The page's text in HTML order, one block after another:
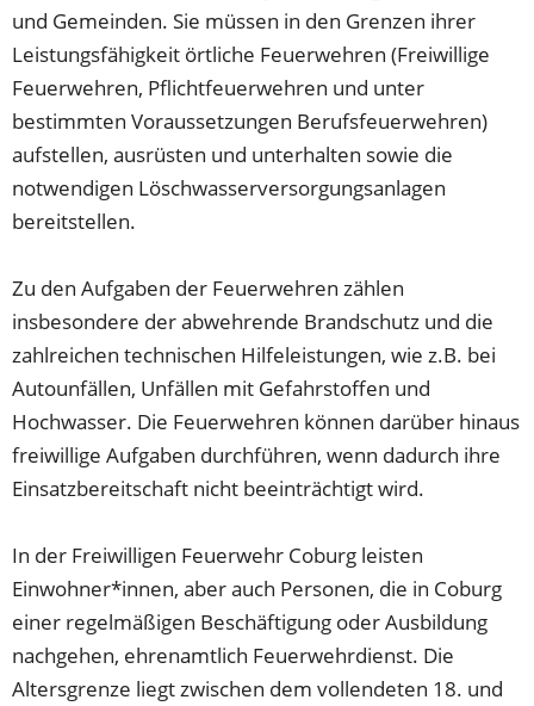
und Gemeinden. Sie müssen in den Grenzen ihrer
Leistungsfähigkeit örtliche Feuerwehren (Freiwillige
Feuerwehren, Pflichtfeuerwehren und unter
bestimmten Voraussetzungen Berufsfeuerwehren)
aufstellen, ausrüsten und unterhalten sowie die
notwendigen Löschwasserversorgungsanlagen
bereitstellen.
Zu den Aufgaben der Feuerwehren zählen
insbesondere der abwehrende Brandschutz und die
zahlreichen technischen Hilfeleistungen, wie z.B. bei
Autounfällen, Unfällen mit Gefahrstoffen und
Hochwasser. Die Feuerwehren können darüber hinaus
freiwillige Aufgaben durchführen, wenn dadurch ihre
Einsatzbereitschaft nicht beeinträchtigt wird.
In der Freiwilligen Feuerwehr Coburg leisten
Einwohner*innen, aber auch Personen, die in Coburg
einer regelmäßigen Beschäftigung oder Ausbildung
nachgehen, ehrenamtlich Feuerwehrdienst. Die
Altersgrenze liegt zwischen dem vollendeten 18. und